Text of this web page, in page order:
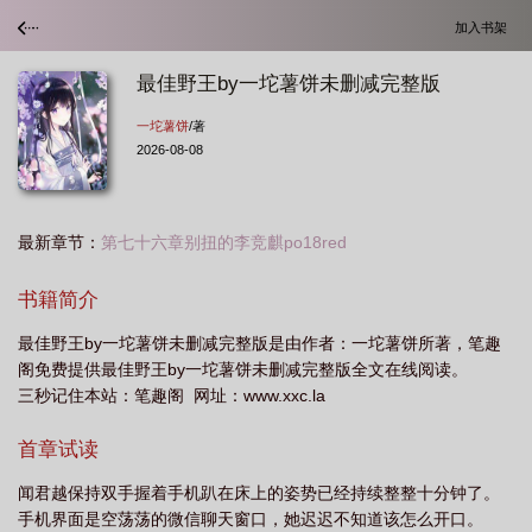
加入书架
最佳野王by一坨薯饼未删减完整版
一坨薯饼/著
2026-08-08
最新章节： 第七十六章别扭的李竞麒po18red
书籍简介
最佳野王by一坨薯饼未删减完整版是由作者：一坨薯饼所著，笔趣
阁免费提供最佳野王by一坨薯饼未删减完整版全文在线阅读。
三秒记住本站：笔趣阁 网址：www.xxc.la
首章试读
闻君越保持双手握着手机趴在床上的姿势已经持续整整十分钟了。
手机界面是空荡荡的微信聊天窗口，她迟迟不知道该怎么开口。